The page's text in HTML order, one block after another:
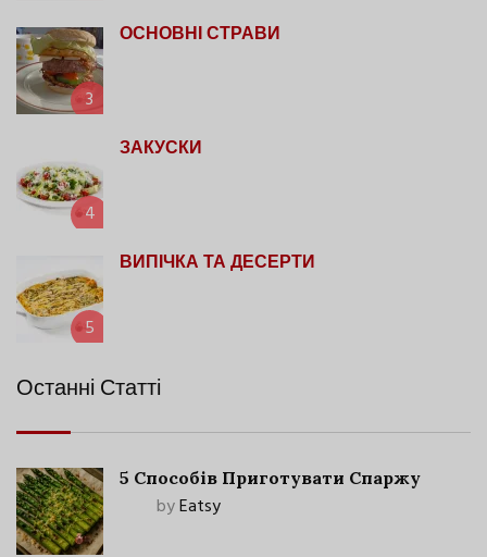
3
ОСНОВНІ СТРАВИ
4
ЗАКУСКИ
5
ВИПІЧКА ТА ДЕСЕРТИ
Останні Статті
5 Способів Приготувати Спаржу
byEatsy